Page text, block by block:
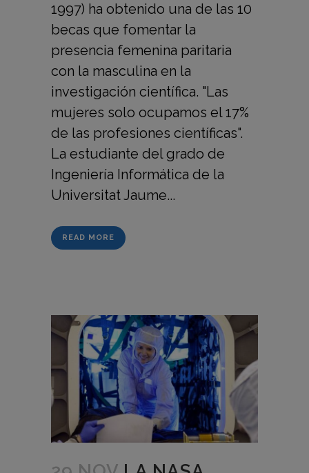
1997) ha obtenido una de las 10
becas que fomentar la
presencia femenina paritaria
con la masculina en la
investigación científica. "Las
mujeres solo ocupamos el 17%
de las profesiones científicas".
La estudiante del grado de
Ingeniería Informática de la
Universitat Jaume...
READ MORE